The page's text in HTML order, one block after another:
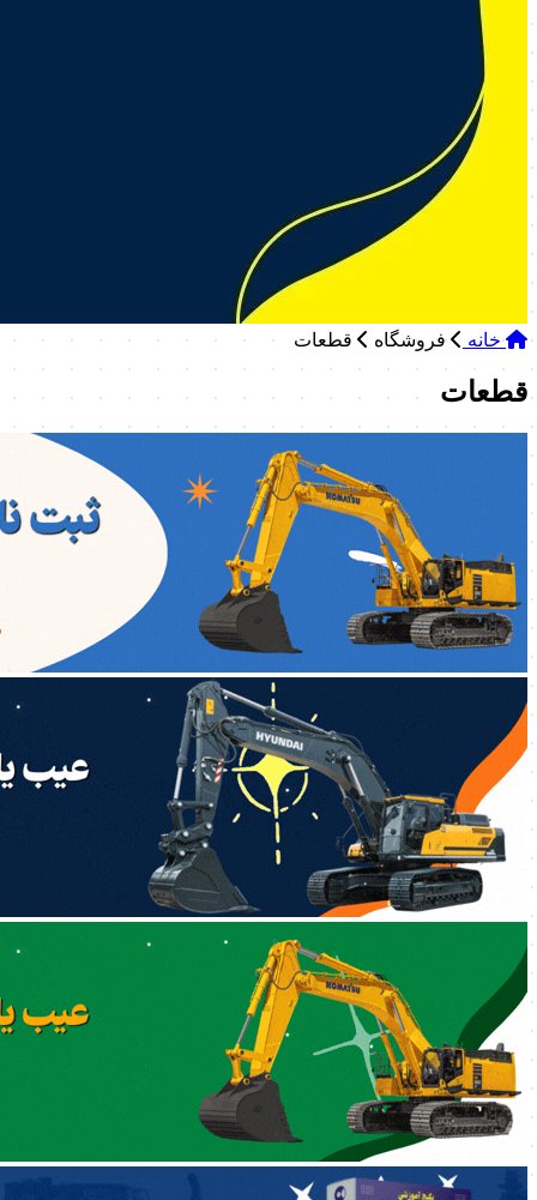
خانه فروشگاه قطعات
قطعات